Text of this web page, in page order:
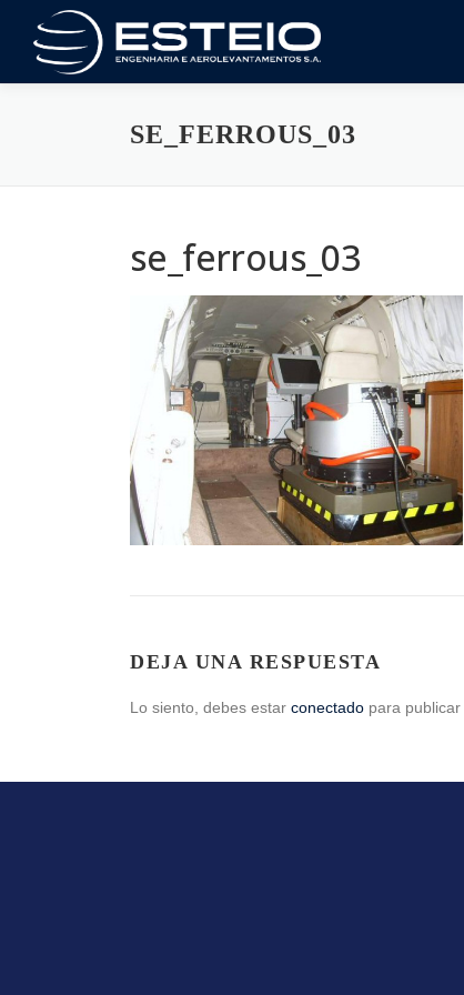
contenido
SE_FERROUS_03
se_ferrous_03
DEJA UNA RESPUESTA
Lo siento, debes estar conectado para publicar